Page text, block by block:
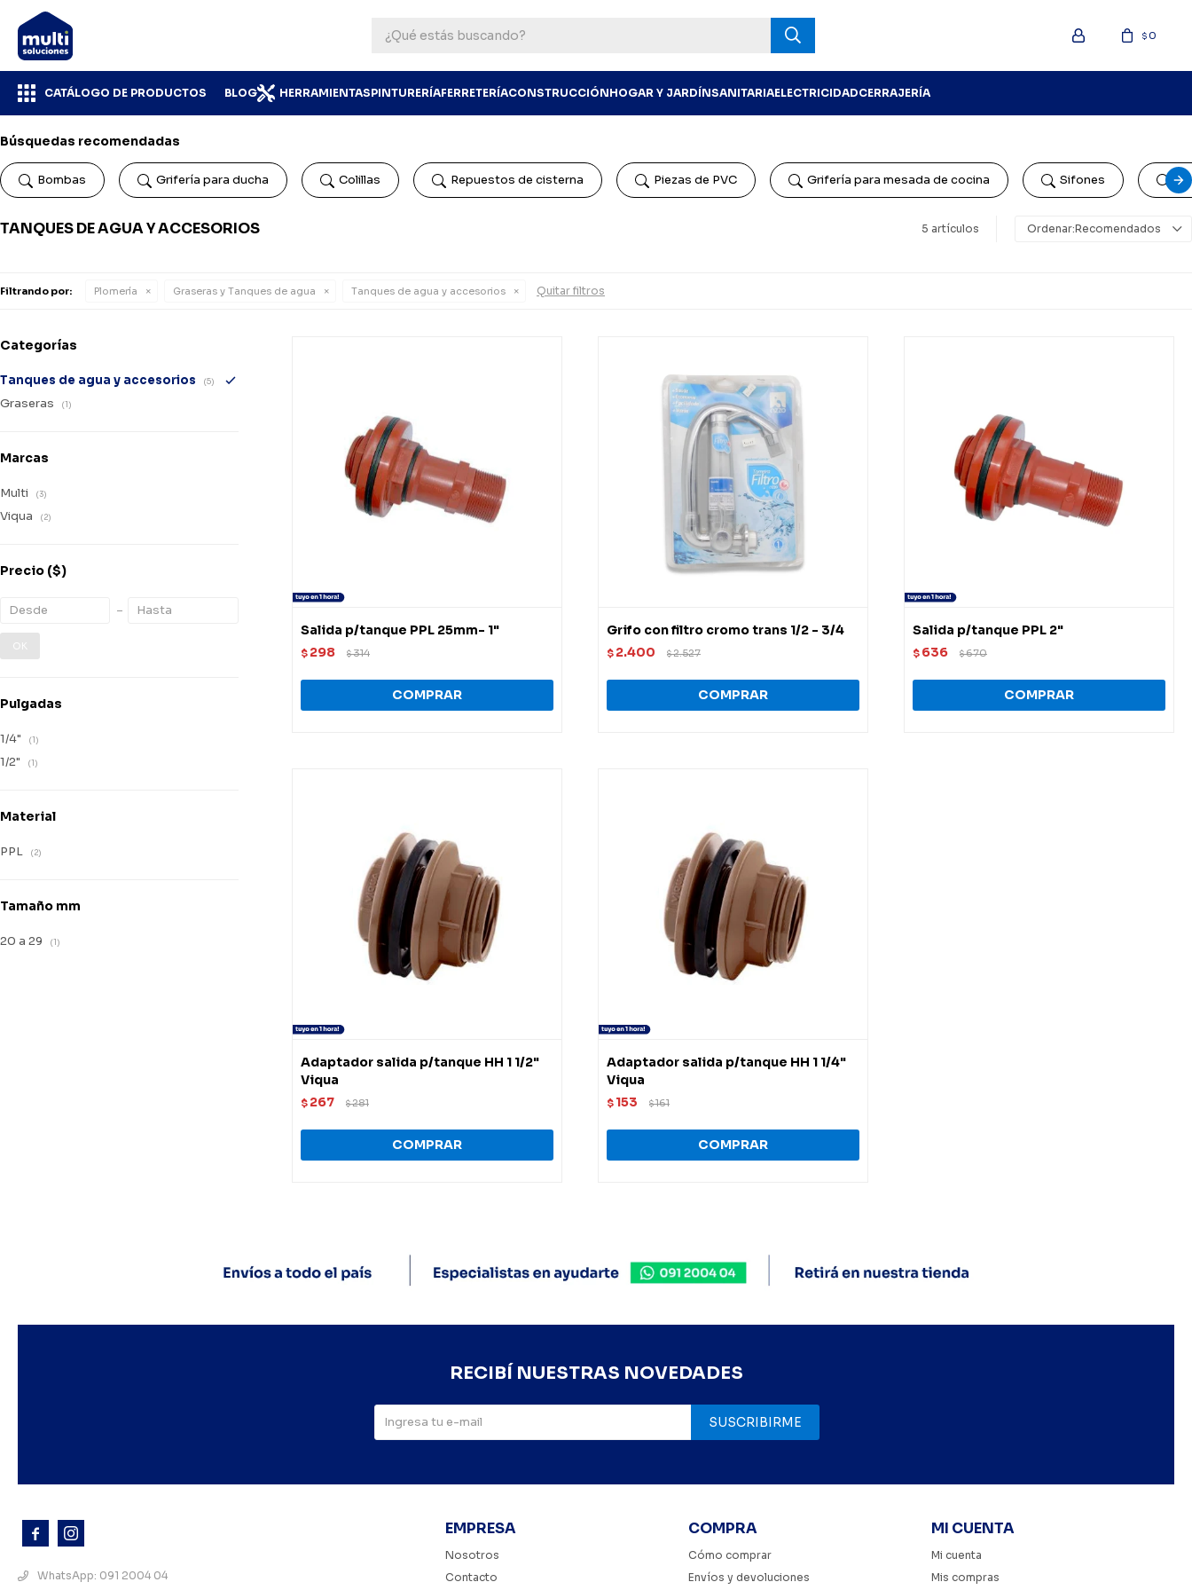
CATÁLOGO DE PRODUCTOS BLOG HERRAMIENTASPINTURERÍAFERRETERÍACONSTRUCCIÓNHOGAR Y JARDÍNSANITARIAELECTRICIDADCERRAJERÍA
$0
Búsquedas recomendadas
Bombas Grifería para ducha Colillas Repuestos de cisterna Piezas de PVC Grifería para mesada de cocina Sifones
TANQUES DE AGUA Y ACCESORIOS 5 artículos Recomendados
Filtrando por: Plomería Graseras y Tanques de agua Tanques de agua y accesorios Quitar filtros
Salida p/tanque PPL 25mm- 1"
$ 298 $314
Grifo con filtro cromo trans 1/2 - 3/4
$ 2.400 $2.527
Salida p/tanque PPL 2"
$ 636 $670
Adaptador salida p/tanque HH 1 1/2"
Viqua
$ 267 $281
Adaptador salida p/tanque HH 1 1/4"
Viqua
$ 153 $161
Categorías
Tanques de agua y accesorios (5)
Graseras (1)
Marcas
Multi (3)
Viqua (2)
Precio ($)
OK
Pulgadas
1/4" (1)
1/2" (1)
Material
PPL (2)
Tamaño mm
20 a 29 (1)
 
WhatsApp: 091 2004 04
EMPRESA
Nosotros
Contacto
COMPRA
Cómo comprar
Envíos y devoluciones
MI CUENTA
Mi cuenta
Mis compras
RECIBÍ NUESTRAS NOVEDADES
SUSCRIBIRME